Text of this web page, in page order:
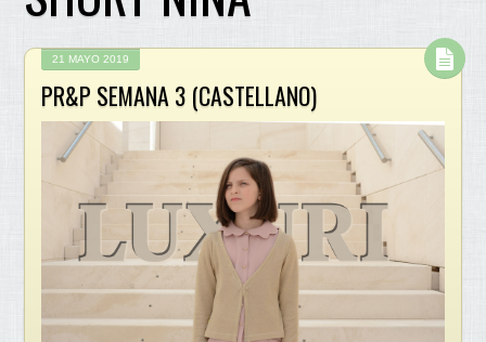
21 MAYO 2019
PR&P SEMANA 3 (CASTELLANO)